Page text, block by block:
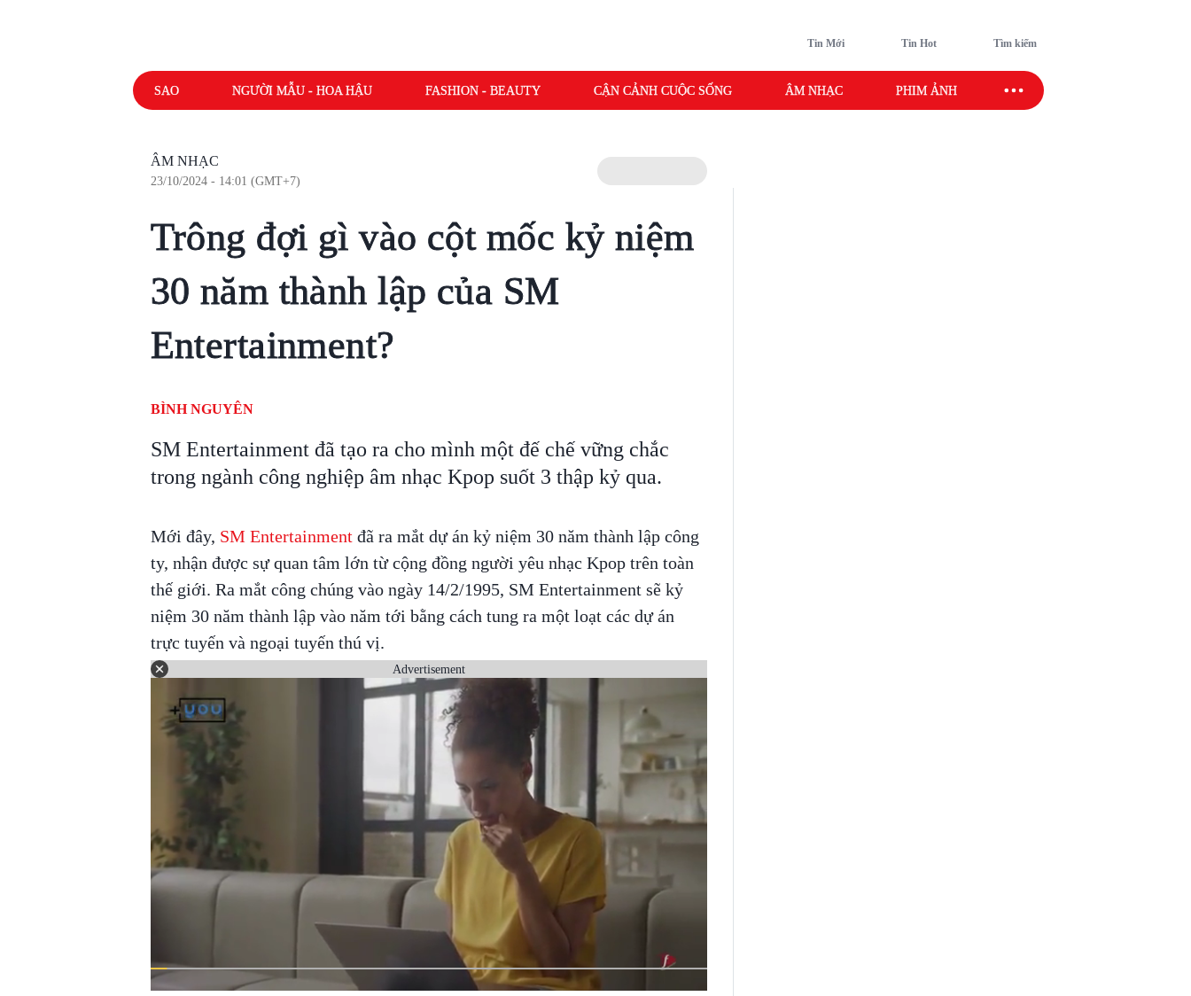
Tin Mới Tin Hot Tìm kiếm
SAO NGƯỜI MẪU - HOA HẬU FASHION - BEAUTY CẬN CẢNH CUỘC SỐNG ÂM NHẠC PHIM ẢNH SAO SPORT
ÂM NHẠC
23/10/2024 - 14:01 (GMT+7)
Trông đợi gì vào cột mốc kỷ niệm
30 năm thành lập của SM
Entertainment?
BÌNH NGUYÊN
SM Entertainment đã tạo ra cho mình một đế chế vững chắc
trong ngành công nghiệp âm nhạc Kpop suốt 3 thập kỷ qua.
Mới đây, SM Entertainmentđã ra mắt dự án kỷ niệm 30 năm thành lập công
ty, nhận được sự quan tâm lớn từ cộng đồng người yêu nhạc Kpop trên toàn
thế giới. Ra mắt công chúng vào ngày 14/2/1995, SM Entertainment sẽ kỷ
niệm 30 năm thành lập vào năm tới bằng cách tung ra một loạt các dự án
trực tuyến và ngoại tuyến thú vị.
Advertisement